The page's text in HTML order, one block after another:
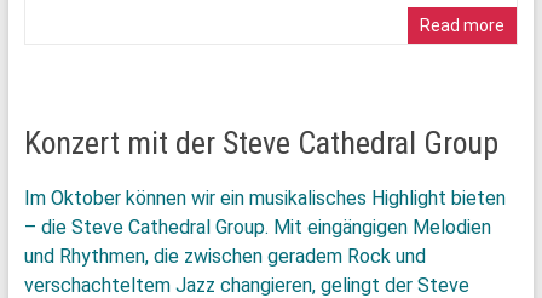
Read more
Konzert mit der Steve Cathedral Group
Im Oktober können wir ein musikalisches Highlight bieten
– die Steve Cathedral Group. Mit eingängigen Melodien
und Rhythmen, die zwischen geradem Rock und
verschachteltem Jazz changieren, gelingt der Steve